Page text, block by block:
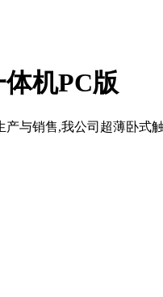
机PC版
与销售,我公司超薄卧式